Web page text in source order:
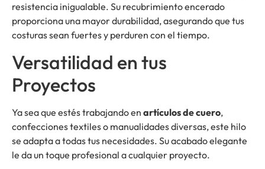
resistencia inigualable. Su recubrimiento encerado
proporciona una mayor durabilidad, asegurando que tus
costuras sean fuertes y perduren con el tiempo.
Versatilidad en tus
Proyectos
Ya sea que estés trabajando en artículos de cuero,
confecciones textiles o manualidades diversas, este hilo
se adapta a todas tus necesidades. Su acabado elegante
le da un toque profesional a cualquier proyecto.